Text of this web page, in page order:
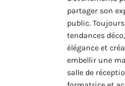
partager son
public.
tendances
élégance et
embellir une
salle de